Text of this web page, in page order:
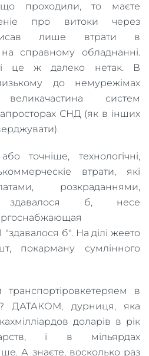
проходили, то маєте
про витоки через
лише втрати в
справному обладнанні.
це ж далеко нетак. В
до немурежімах
систем
СНД (як в інших
точніше, технологічні,
втрати, які
розкраданнями,
здавалося б, несе
б". На ділі жеето
покарману сумлінного
в
ДАТАКОМ, дурниця, яка
доларів в рік
і в мільярдах
А знаєте, восколько раз